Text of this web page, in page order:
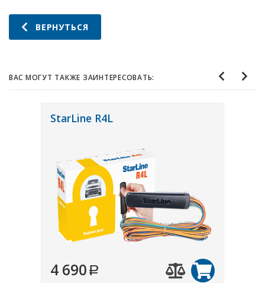
ВЕРНУТЬСЯ
ВАС МОГУТ ТАКЖЕ ЗАИНТЕРЕСОВАТЬ:
StarLine R4L
4 690